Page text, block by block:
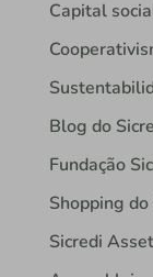
Capital
Blog do
Fundação
Shopping do
Sicredi